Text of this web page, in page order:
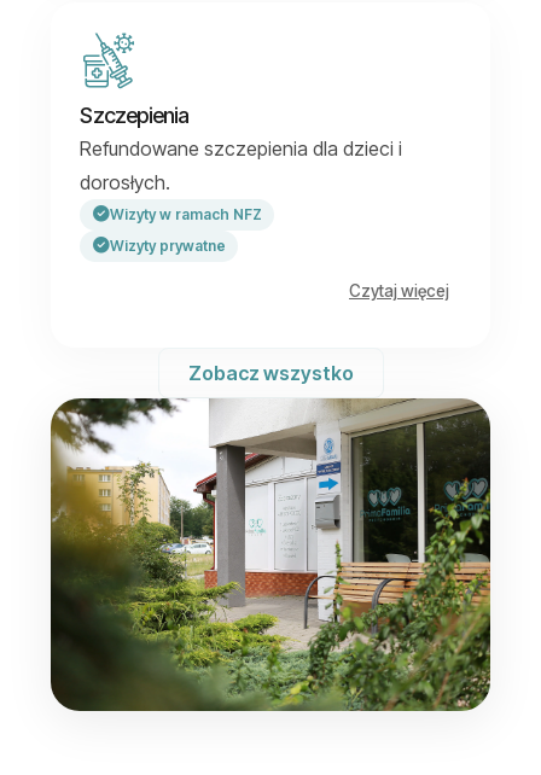
Szczepienia
Refundowane szczepienia dla dzieci i
dorosłych.
Wizyty w ramach NFZ
Wizyty prywatne
Czytaj więcej
Zobacz wszystko